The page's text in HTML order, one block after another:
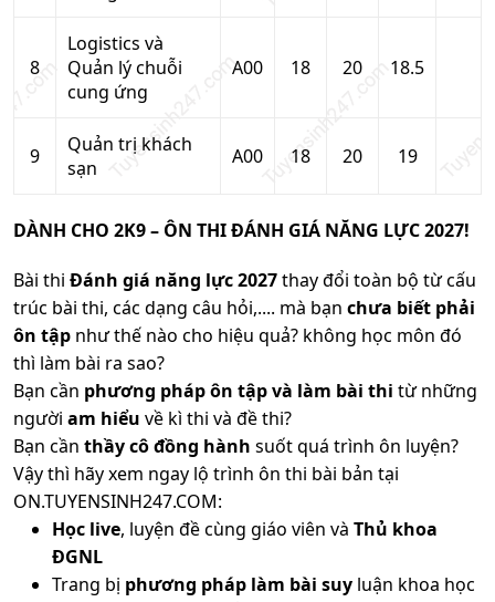
8
Logistics và
Quản lý chuỗi
cung ứng
A00 18 20 18.5
9
Quản trị khách
sạn
A00 18 20 19
DÀNH CHO 2K9 – ÔN THI ĐÁNH GIÁ NĂNG LỰC 2027!
Bài thi Đánh giá năng lực 2027thay đổi toàn bộ từ cấu
trúc bài thi, các dạng câu hỏi,.... mà bạn chưa biết phải
ôn tập như thế nào cho hiệu quả? không học môn đó
thì làm bài ra sao?
Bạn cần phương pháp ôn tập và làm bài thi từ những
người am hiểu về kì thi và đề thi?
Bạn cần thầy cô đồng hành suốt quá trình ôn luyện?
Vậy thì hãy xem ngay lộ trình ôn thi bài bản tại
ON.TUYENSINH247.COM:
Học live, luyện đề cùng giáo viên và Thủ khoa
ĐGNL
Trang bị phương pháp làm bài suy luận khoa học